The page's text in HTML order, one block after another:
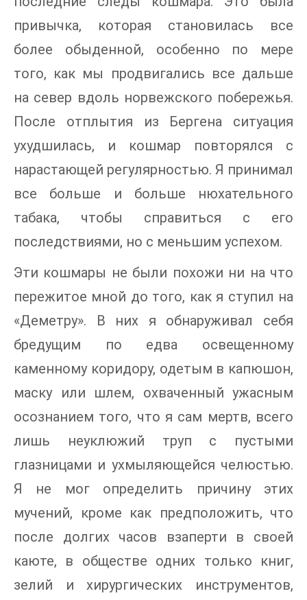
привычка, которая становилась все
более обыденной, особенно по мере
того, как мы продвигались все дальше
на север вдоль норвежского побережья.
После отплытия из Бергена ситуация
ухудшилась, и кошмар повторялся с
нарастающей регулярностью. Я принимал
все больше и больше нюхательного
табака, чтобы справиться с его
последствиями, но с меньшим успехом.
Эти кошмары не были похожи ни на что
пережитое мной до того, как я ступил на
«Деметру». В них я обнаруживал себя
бредущим по едва освещенному
каменному коридору, одетым в капюшон,
маску или шлем, охваченный ужасным
осознанием того, что я сам мертв, всего
лишь неуклюжий труп с пустыми
глазницами и ухмыляющейся челюстью.
Я не мог определить причину этих
мучений, кроме как предположить, что
после долгих часов взаперти в своей
каюте, в обществе одних только книг,
зелий и хирургических инструментов,